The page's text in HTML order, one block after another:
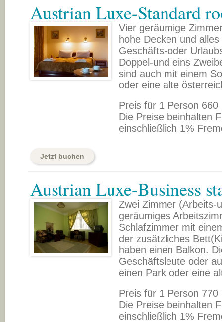
Austrian Luxe-Standard
Vier geräumige
hohe Decken und
Geschäfts-oder
Doppel-und eins
sind auch mit einem
oder eine alte
Preis für 1 Person
Die Preise beinhalten
einschließlich 1%
Jetzt buchen
Austrian Luxe-Business
Zwei Zimmer (Arbeits-
geräumiges
Schlafzimmer mit
der zusätzliches
haben einen Balkon.
Geschäftsleute oder
einen Park oder eine
Preis für 1 Person
Die Preise beinhalten
einschließlich 1%